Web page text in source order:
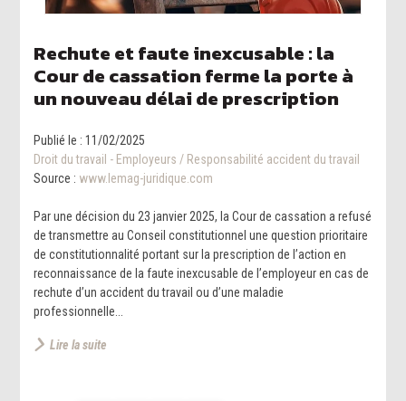
Rechute et faute inexcusable : la
Cour de cassation ferme la porte à
un nouveau délai de prescription
Publié le :11/02/2025
Droit du travail - Employeurs / Responsabilité accident du travail
Source : www.lemag-juridique.com
Par une décision du 23 janvier 2025, la Cour de cassation a refusé
de transmettre au Conseil constitutionnel une question prioritaire
de constitutionnalité portant sur la prescription de l’action en
reconnaissance de la faute inexcusable de l’employeur en cas de
rechute d’un accident du travail ou d’une maladie
professionnelle...
Lire la suite